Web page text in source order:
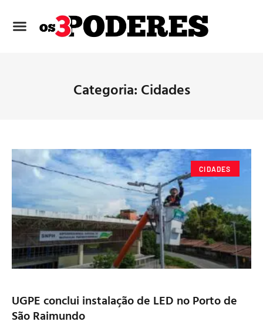
Categoria: Cidades
CIDADES
UGPE conclui instalação de LED no Porto de
São Raimundo